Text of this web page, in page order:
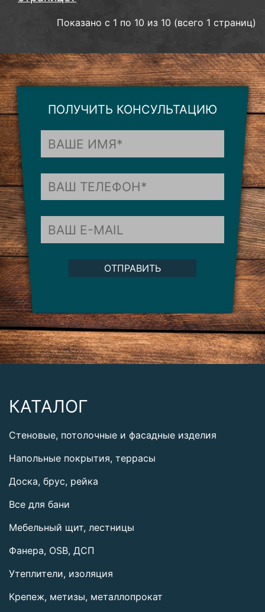
Показано с 1 по 10 из 10 (всего 1 страниц)
ПОЛУЧИТЬ КОНСУЛЬТАЦИЮ
ОТПРАВИТЬ
КАТАЛОГ
Стеновые, потолочные и фасадные изделия
Напольные покрытия, террасы
Доска, брус, рейка
Все для бани
Мебельный щит, лестницы
Фанера, OSB, ДСП
Утеплители, изоляция
Крепеж, метизы, металлопрокат